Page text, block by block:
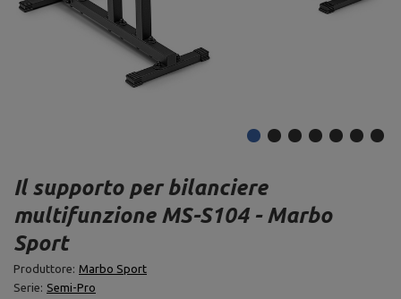
Il supporto per bilanciere
multifunzione MS-S104 - Marbo
Sport
Produttore: Marbo Sport
Serie: Semi-Pro